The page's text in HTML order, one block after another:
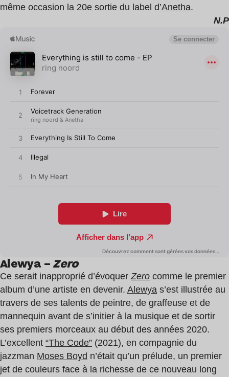
même occasion la 20e sortie du label d’Anetha.
N.P
Alewya –Zero
Ce serait inapproprié d’évoquerZero comme le premier
album d’une artiste en devenir. Alewya s’est illustrée au
travers de ses talents de peintre, de graffeuse et de
mannequin avant de s’initier à la musique et de sortir
ses premiers morceaux au début des années 2020.
L’excellent “The Code” (2021), en compagnie du
jazzman Moses Boyd n’était qu’un prélude, un premier
jet de couleurs face à la richesse de ce nouveau long